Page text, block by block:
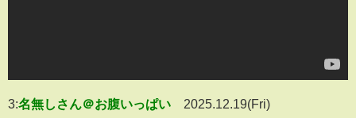
3:名無しさん＠お腹いっぱい
2025.12.19(Fri)